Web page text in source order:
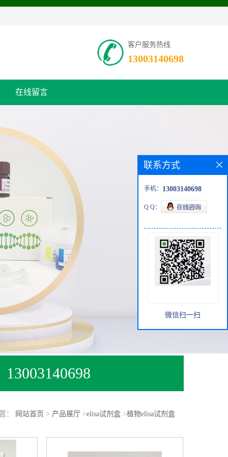
客户服务热线
13003140698
在线留言
13003140698
： 网站首页 > 产品展厅 >elisa试剂盒 >植物elisa试剂盒
联系方式
手机： 13003140698
Q Q：
微信扫一扫